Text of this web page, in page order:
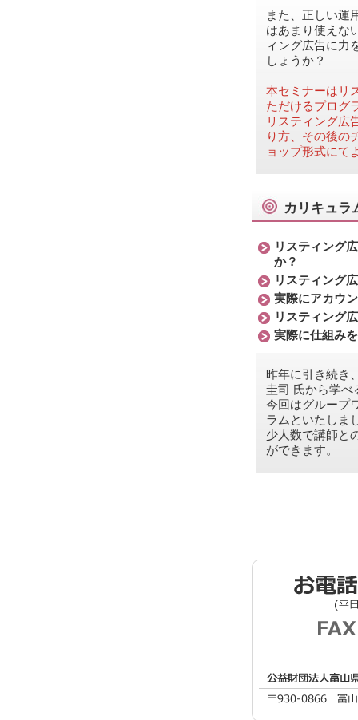
また、正しい運
はあまり使えな
ィング広告に力
しょうか？
本セミナーはリ
ただけるプログ
リスティング広
り方、その後の
ョップ形式にて
カリキュラ
リスティング
か？
リスティング
実際にアカウ
リスティング
実際に仕組み
昨年に引き続き
圭司 氏から学べ
今回はグループ
ラムといたしま
少人数で講師と
ができます。